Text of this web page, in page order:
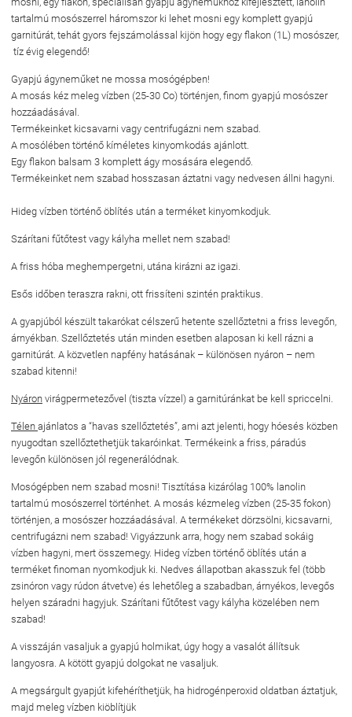
tartalmú mosószerrel háromszor ki lehet mosni egy komplett gyapjú
garnitúrát, tehát gyors fejszámolással kijön hogy egy flakon (1L) mosószer,
tíz évig elegendő!
Gyapjú ágyneműket ne mossa mosógépben!
A mosás kéz meleg vízben (25-30 Co) történjen, finom gyapjú mosószer
hozzáadásával.
Termékeinket kicsavarni vagy centrifugázni nem szabad.
A mosólében történő kíméletes kinyomkodás ajánlott.
Egy flakon balsam 3 komplett ágy mosására elegendő.
Termékeinket nem szabad hosszasan áztatni vagy nedvesen állni hagyni.
Hideg vízben történő öblítés után a terméket kinyomkodjuk.
Szárítani fűtőtest vagy kályha mellet nem szabad!
A friss hóba meghempergetni, utána kirázni az igazi.
Esős időben teraszra rakni, ott frissíteni szintén praktikus.
A gyapjúból készült takarókat célszerű hetente szellőztetni a friss levegőn,
árnyékban. Szellőztetés után minden esetben alaposan ki kell rázni a
garnitúrát. A közvetlen napfény hatásának – különösen nyáron – nem
szabad kitenni!
Nyáron virágpermetezővel (tiszta vízzel) a garnitúránkat be kell spriccelni.
Télen ajánlatos a “havas szellőztetés”, ami azt jelenti, hogy hóesés közben
nyugodtan szellőztethetjük takaróinkat. Termékeink a friss, páradús
levegőn különösen jól regenerálódnak.
Mosógépben nem szabad mosni! Tisztítása kizárólag 100% lanolin
tartalmú mosószerrel történhet. A mosás kézmeleg vízben (25-35 fokon)
történjen, a mosószer hozzáadásával. A termékeket dörzsölni, kicsavarni,
centrifugázni nem szabad! Vigyázzunk arra, hogy nem szabad sokáig
vízben hagyni, mert összemegy. Hideg vízben történő öblítés után a
terméket finoman nyomkodjuk ki. Nedves állapotban akasszuk fel (több
zsinóron vagy rúdon átvetve) és lehetőleg a szabadban, árnyékos, levegős
helyen száradni hagyjuk. Szárítani fűtőtest vagy kályha közelében nem
szabad!
A visszáján vasaljuk a gyapjú holmikat, úgy hogy a vasalót állítsuk
langyosra. A kötött gyapjú dolgokat ne vasaljuk.
A megsárgult gyapjút kifehéríthetjük, ha hidrogénperoxid oldatban áztatjuk,
majd meleg vízben kiöblítjük